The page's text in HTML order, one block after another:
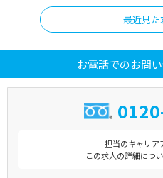
最近見た
お電話でのお問
担当のキャリア
この求人の詳細につ